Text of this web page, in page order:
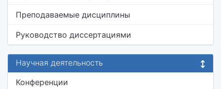
Преподаваемые дисциплины
Руководство диссертациями
Научная деятельность
Конференции